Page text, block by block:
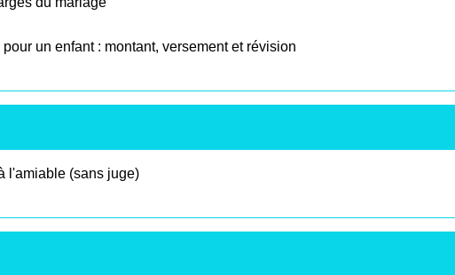
un enfant : montant, versement et révision
l'amiable (sans juge)